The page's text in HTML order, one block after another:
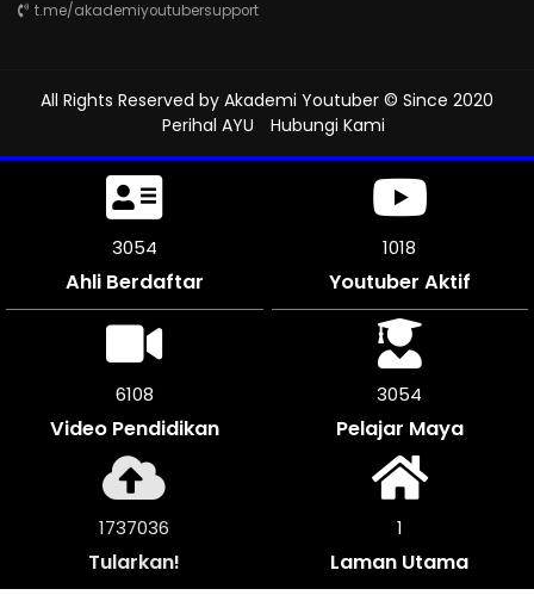
t.me/akademiyoutubersupport
All Rights Reserved by Akademi Youtuber © Since 2020
Perihal AYU
Hubungi Kami
3357
Ahli Berdaftar
1119
Youtuber Aktif
6714
Video Pendidikan
3357
Pelajar Maya
1911252
Tularkan!
1
Laman Utama